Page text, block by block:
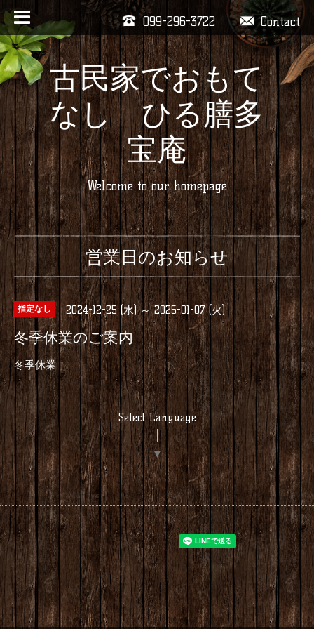
Contact
099-296-3722
古民家でおもて
なし ひる膳多
宝庵
Welcome to our homepage
営業日のお知らせ
指定なし 2024-12-25 (水) ～ 2025-01-07 (火)
冬季休業のご案内
冬季休業
Select Language
▼